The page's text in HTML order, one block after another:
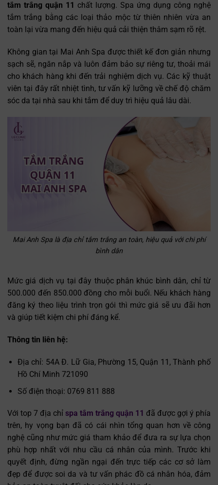
tắm trắng quận 11 chất lượng. Spa ứng dụng công nghệ
tắm trắng bằng các loại thảo mộc từ thiên nhiên vừa an
toàn lại vừa mang đến hiệu quả cải thiện thâm sạm rõ rệt.
Không gian tại Mai Anh Spa được thiết kế đơn giản nhưng
sạch sẽ, ngăn nắp và luôn đảm bảo sự riêng tư, thoải mái
cho khách hàng khi đến trải nghiệm dịch vụ. Các kỹ thuật
viên tại đây rất nhiệt tình, tư vấn kỹ lưỡng về chế độ chăm
sóc da tại nhà sau khi tắm để duy trì hiệu quả lâu dài.
Mai Anh Spa là địa chỉ tắm trắng an toàn, hiệu quả với chi phí
bình dân
Mức giá dịch vụ tại đây thuộc phân khúc bình dân, chỉ từ
500.000 đến 850.000 đồng cho mỗi buổi. Nếu khách hàng
đăng ký theo liệu trình trọn gói thì mức giá sẽ ưu đãi hơn
và giúp tiết kiệm chi phí đáng kể.
Thông tin liên hệ:
Địa chỉ: 54A Đ. Lữ Gia, Phường 15, Quận 11, Thành phố
Hồ Chí Minh 721090
Số điện thoại: 0769 811 888
Với top 7 địa chỉ spa tắm trắng quận 11 đã được gợi ý phía
trên, hy vọng bạn đã có cái nhìn tổng quan hơn về công
nghệ cũng như mức giá tham khảo để đưa ra sự lựa chọn
phù hợp nhất với nhu cầu cá nhân của mình. Trước khi
quyết định, đừng ngần ngại đến trực tiếp các cơ sở làm
đẹp để được soi da và tư vấn phác đồ cá nhân hóa, đảm